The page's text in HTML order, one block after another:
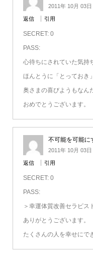
2011年 10月 03日
返信 引用
SECRET: 0
PASS:
心待ちにされていた気持
ほんとうに「とっておき
奥さまの喜びようもなん
おめでとうございます。
不可能を可能
2011年 10月 03日
返信 引用
SECRET: 0
PASS:
＞幸運体質改善セラピ
ありがとうございます。
たくさんの人を幸せにで